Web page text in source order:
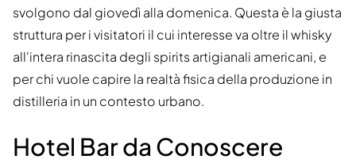
svolgono dal giovedì alla domenica. Questa è la giusta
struttura per i visitatori il cui interesse va oltre il whisky
all'intera rinascita degli spirits artigianali americani, e
per chi vuole capire la realtà fisica della produzione in
distilleria in un contesto urbano.
Hotel Bar da Conoscere